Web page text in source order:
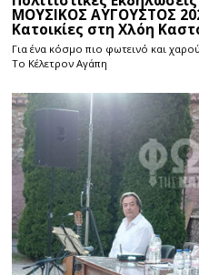
ΜΟΥΣΙΚΟΣ ΑΥΓΟΥΣΤΟΣ
Κατοικίες στη Χλόη
Για ένα κόσμο πιο φωτεινό και
Το Κέλετρον Αγάπη